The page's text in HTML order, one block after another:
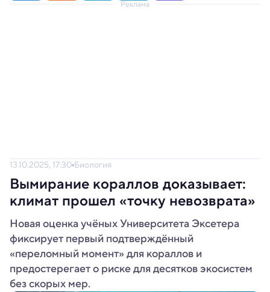
Реклама
13.10.2025, 17:30 Биология
Вымирание кораллов доказывает:
климат прошел «точку невозврата»
Новая оценка учёных Университета Эксетера
фиксирует первый подтверждённый
«переломный момент» для кораллов и
предостерегает о риске для десятков экосистем
без скорых мер.